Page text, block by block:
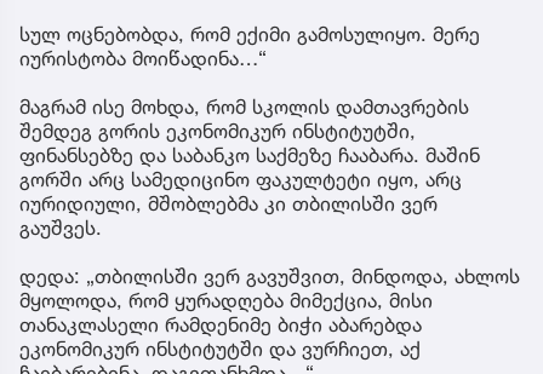
სულ ოცნებობდა, რომ ექიმი გამოსულიყო. მერე
იურისტობა მოიწადინა…“
მაგრამ ისე მოხდა, რომ სკოლის დამთავრების
შემდეგ გორის ეკონომიკურ ინსტიტუტში,
ფინანსებზე და საბანკო საქმეზე ჩააბარა. მაშინ
გორში არც სამედიცინო ფაკულტეტი იყო, არც
იურიდიული, მშობლებმა კი თბილისში ვერ
გაუშვეს.
დედა: „თბილისში ვერ გავუშვით, მინდოდა, ახლოს
მყოლოდა, რომ ყურადღება მიმექცია, მისი
თანაკლასელი რამდენიმე ბიჭი აბარებდა
ეკონომიკურ ინსტიტუტში და ვურჩიეთ, აქ